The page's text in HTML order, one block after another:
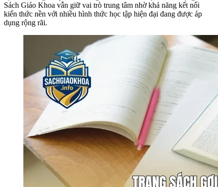
Sách Giáo Khoa vẫn giữ vai trò trung tâm nhờ khả năng kết nối
kiến thức nền với nhiều hình thức học tập hiện đại đang được áp
dụng rộng rãi.